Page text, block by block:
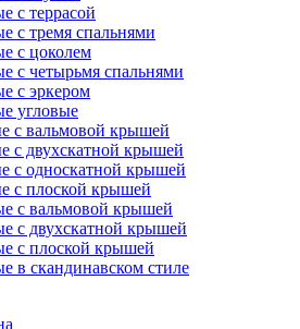
с террасой
с тремя спальнями
с цоколем
с четырьмя спальнями
с эркером
угловые
с вальмовой крышей
с двухскатной крышей
с односкатной крышей
с плоской крышей
с вальмовой крышей
с двухскатной крышей
с плоской крышей
в скандинавском стиле